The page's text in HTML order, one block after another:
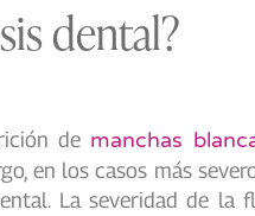
dental?
de manchas
en los casos más
La severidad de la